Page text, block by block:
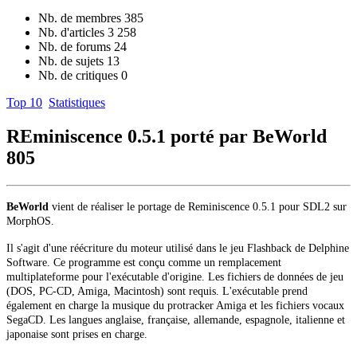
Nb. de membres 385
Nb. d'articles 3 258
Nb. de forums 24
Nb. de sujets 13
Nb. de critiques 0
Top 10 Statistiques
REminiscence 0.5.1 porté par BeWorld
805
BeWorld vient de réaliser le portage de Reminiscence 0.5.1 pour SDL2 sur
MorphOS.
Il s'agit d'une réécriture du moteur utilisé dans le jeu Flashback de Delphine
Software. Ce programme est conçu comme un remplacement
multiplateforme pour l'exécutable d'origine. Les fichiers de données de jeu
(DOS, PC-CD, Amiga, Macintosh) sont requis. L'exécutable prend
également en charge la musique du protracker Amiga et les fichiers vocaux
SegaCD. Les langues anglaise, française, allemande, espagnole, italienne et
japonaise sont prises en charge.